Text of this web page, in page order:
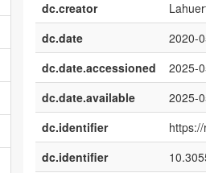
dc.creator
dc.date
2020-
dc.date.accessioned
2025-
dc.date.available
2025-
dc.identifier
dc.identifier